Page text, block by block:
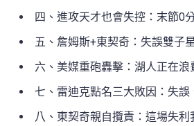
四、進攻天才也會失控：末節0
五、詹姆斯+東契奇：失誤雙子
六、美媒重砲轟擊：湖人正在浪
七、雷迪克點名三大敗因：失誤
八、東契奇親自攬責：這場失利